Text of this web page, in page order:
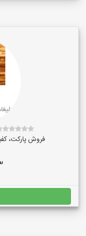
فروش پارکت،